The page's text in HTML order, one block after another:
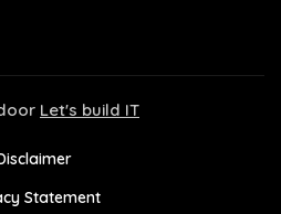
Let's build IT
Statement